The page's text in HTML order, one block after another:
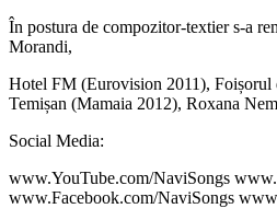
În postura de compozitor-textier s-a
Morandi,
Hotel FM (Eurovision 2011),
Temișan (Mamaia 2012), Roxana
Social Media:
www.YouTube.com/NaviSongs
www.Facebook.com/NaviSongs